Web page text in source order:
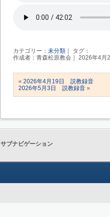
カテゴリー： 未分類 ｜ タグ：
作成者：青森松原教会｜ 2026年4月
« 2026年4月19日 説教録音
2026年5月3日 説教録音 »
サブナビゲーション